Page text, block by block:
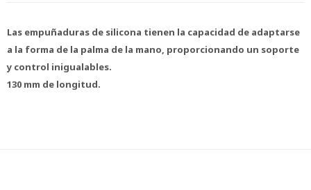
Las empuñaduras de silicona tienen la capacidad de adaptarse
a la forma de la palma de la mano, proporcionando un soporte
y control inigualables.
130 mm de longitud.